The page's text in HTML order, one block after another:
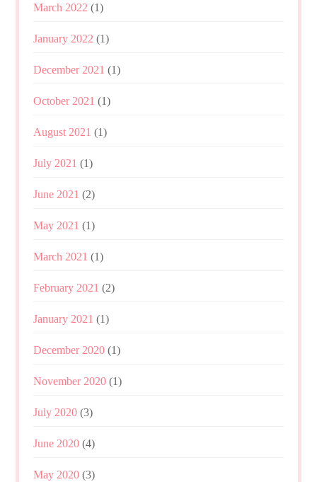
March 2022 (1)
January 2022 (1)
December 2021 (1)
October 2021 (1)
August 2021 (1)
July 2021 (1)
June 2021 (2)
May 2021 (1)
March 2021 (1)
February 2021 (2)
January 2021 (1)
December 2020 (1)
November 2020 (1)
July 2020 (3)
June 2020 (4)
May 2020 (3)